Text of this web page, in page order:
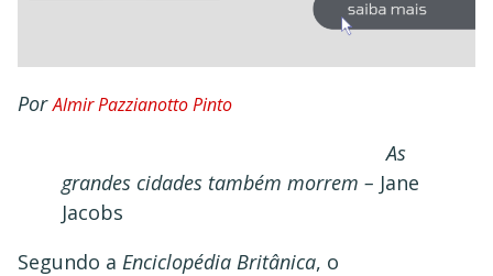
PorAlmir Pazzianotto Pinto
As
grandes cidades também morrem – Jane
Jacobs
Segundo a Enciclopédia Britânica, o